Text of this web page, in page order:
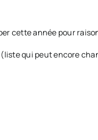
cette année pour
qui peut encore